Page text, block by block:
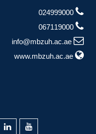
024999000
067119000
info@mbzuh.ac.ae
www.mbzuh.ac.ae